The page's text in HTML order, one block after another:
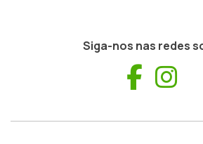
Siga-nos nas redes